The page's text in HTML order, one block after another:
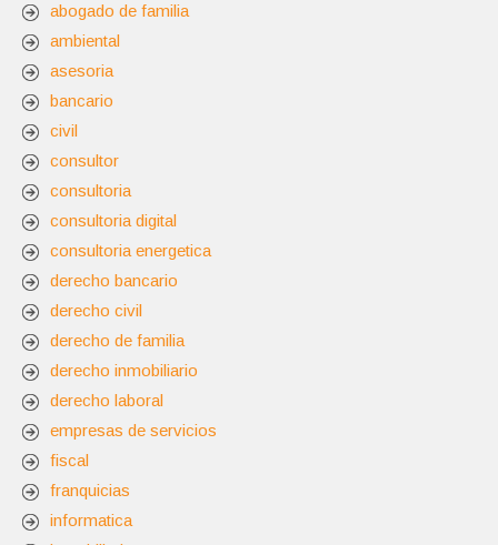
abogado de familia
ambiental
asesoria
bancario
civil
consultor
consultoria
consultoria digital
consultoria energetica
derecho bancario
derecho civil
derecho de familia
derecho inmobiliario
derecho laboral
empresas de servicios
fiscal
franquicias
informatica